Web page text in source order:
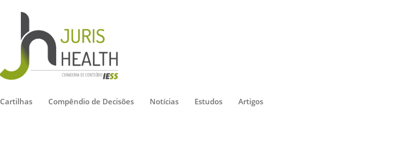
Cartilhas Compêndio de Decisões Notícias Estudos Artigos